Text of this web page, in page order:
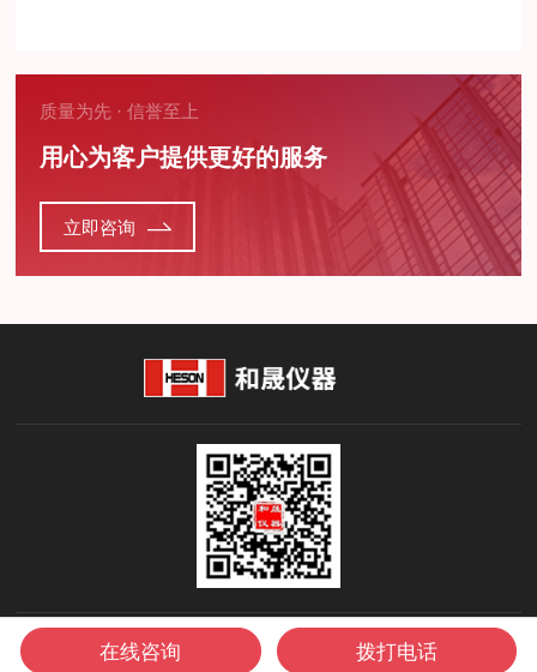
质量为先 · 信誉至上
用心为客户提供更好的服务
立即咨询
Copyright © 2026 上海和晟仪器科技有限公司 版权所有
在线咨询 拨打电话